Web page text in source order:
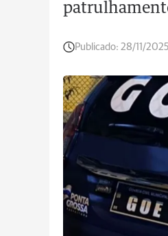
Publicado: 28/11/